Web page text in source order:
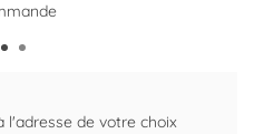
ici
l'adresse de votre choix